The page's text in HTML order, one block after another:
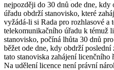
nejpozději do 30 dnů ode dne,
úřadu obdrží stanovisko, které
vyžádá-li si Rada pro rozhlasové a
telekomunikačního úřadu k témuž
stanovisko, počíná lhůta 30 dnů
běžet ode dne, kdy obdrží
tato stanoviska zahájení licenčního
Na udělení licence není právní